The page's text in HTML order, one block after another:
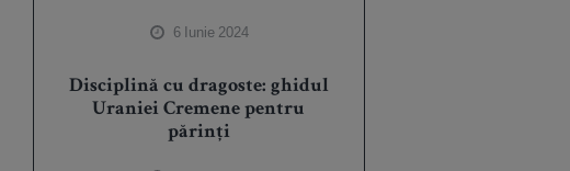
6 Iunie 2024
Disciplină cu dragoste: ghidul
Uraniei Cremene pentru
părinți